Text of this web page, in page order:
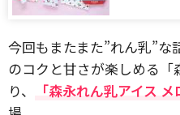
今回もまたまた”れん乳”
のコクと甘さが楽しめる
り、
「森永れん乳アイス